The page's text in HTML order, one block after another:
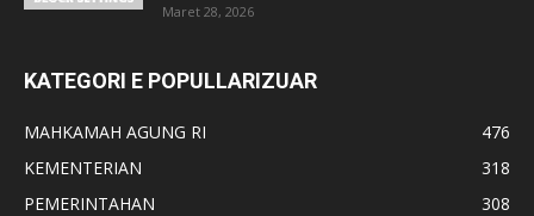
Maret 28, 2026
KATEGORI E POPULLARIZUAR
MAHKAMAH AGUNG RI
476
KEMENTERIAN
318
PEMERINTAHAN
308